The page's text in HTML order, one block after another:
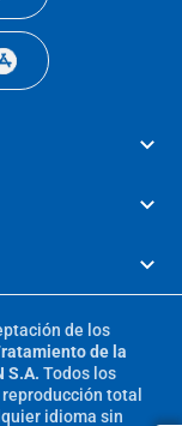
de los
de la
S.A. Todos los
total
idioma sin